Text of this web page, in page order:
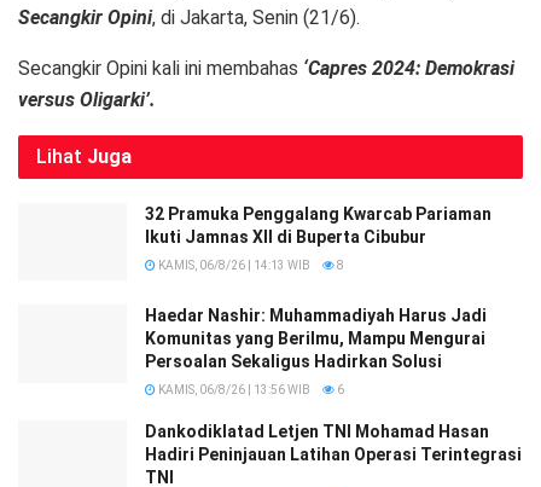
Secangkir Opini, di Jakarta, Senin (21/6).
Secangkir Opini kali ini membahas ‘Capres 2024: Demokrasi
versus Oligarki’.
Lihat Juga
32 Pramuka Penggalang Kwarcab Pariaman
Ikuti Jamnas XII di Buperta Cibubur
KAMIS, 06/8/26 | 14:13 WIB 8
Haedar Nashir: Muhammadiyah Harus Jadi
Komunitas yang Berilmu, Mampu Mengurai
Persoalan Sekaligus Hadirkan Solusi
KAMIS, 06/8/26 | 13:56 WIB 6
Dankodiklatad Letjen TNI Mohamad Hasan
Hadiri Peninjauan Latihan Operasi Terintegrasi
TNI